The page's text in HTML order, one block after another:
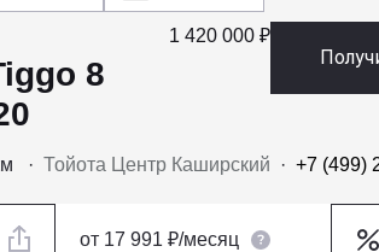
8
1 420 000 ₽
· Тойота Центр Каширский · +7 (499)
от 17 991 ₽/месяц